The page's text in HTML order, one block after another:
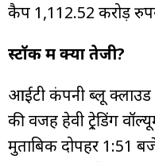
कैप 1,112.52 करोड़
स्टॉक में क्यों तेजी?
आईटी कंपनी ब्लू
की वजह हेवी ट्रे़डिंग
मुताबिक दोपहर 1:51